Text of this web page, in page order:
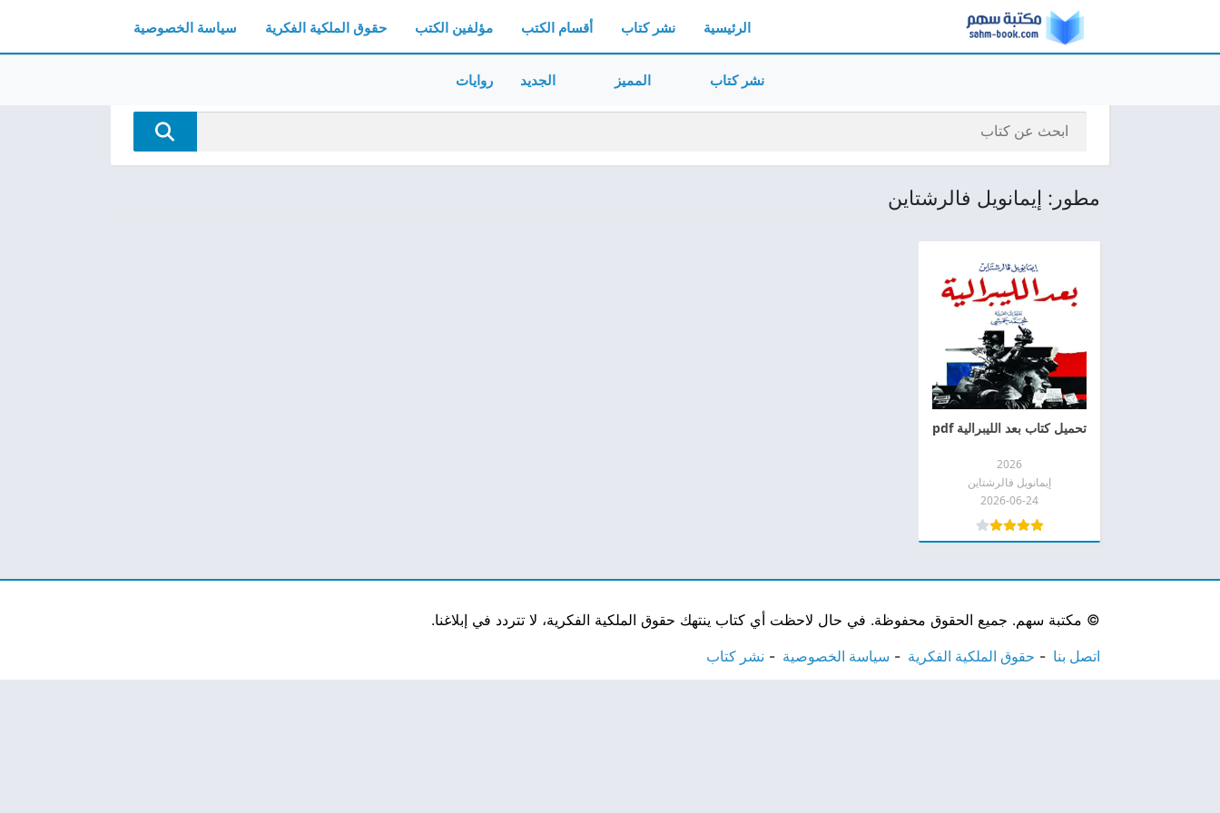
الرئيسية نشر كتاب أقسام الكتب مؤلفين الكتب حقوق الملكية الفكرية سياسة الخصوصية
نشر كتاب المميز الجديد روايات
مطور: إيمانويل فالرشتاين
تحميل كتاب بعد الليبرالية pdf
2026
إيمانويل فالرشتاين
2026-06-24
© مكتبة سهم. جميع الحقوق محفوظة. في حال لاحظت أي كتاب ينتهك حقوق الملكية الفكرية، لا تتردد في إبلاغنا.
اتصل بنا حقوق الملكية الفكرية سياسة الخصوصية نشر كتاب